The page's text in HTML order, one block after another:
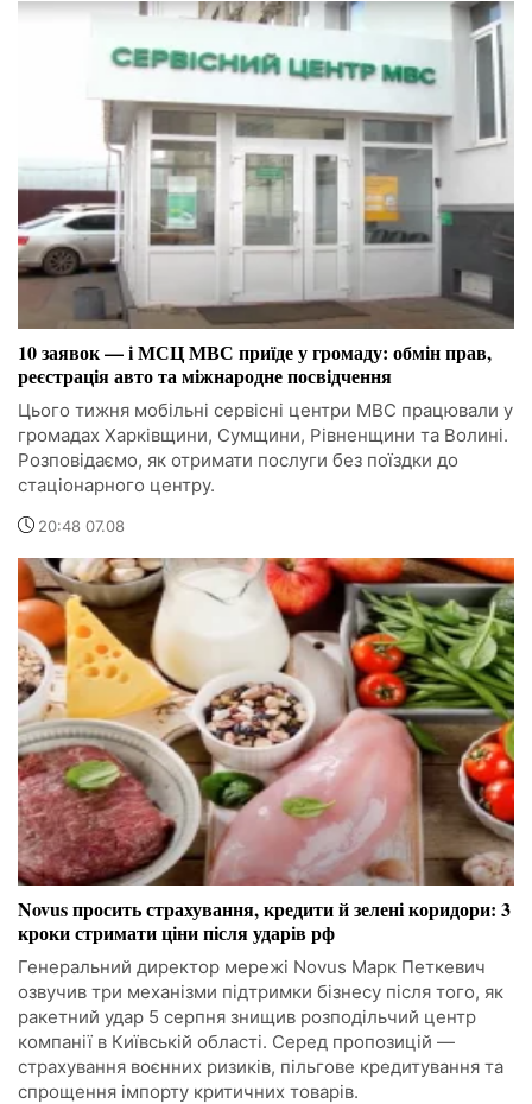
10 заявок — і МСЦ МВС приїде у громаду: обмін прав,
реєстрація авто та міжнародне посвідчення
Цього тижня мобільні сервісні центри МВС працювали у
громадах Харківщини, Сумщини, Рівненщини та Волині.
Розповідаємо, як отримати послуги без поїздки до
стаціонарного центру.
20:48 07.08
Novus просить страхування, кредити й зелені коридори: 3
кроки стримати ціни після ударів рф
Генеральний директор мережі Novus Марк Петкевич
озвучив три механізми підтримки бізнесу після того, як
ракетний удар 5 серпня знищив розподільчий центр
компанії в Київській області. Серед пропозицій —
страхування воєнних ризиків, пільгове кредитування та
спрощення імпорту критичних товарів.